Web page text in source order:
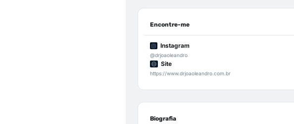
Encontre-me
Instagram
@drjoaoleandro
Site
https://www.drjoaoleandro.com.br
Biografia